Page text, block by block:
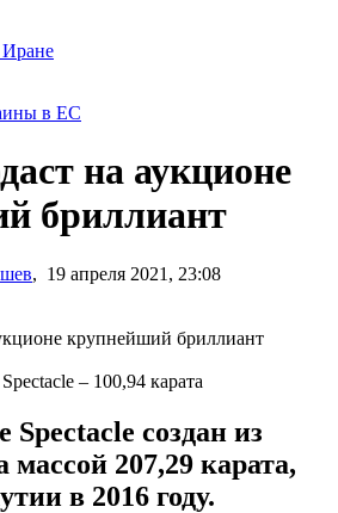
в ЕС
на аукционе
бриллиант
, 19 апреля 2021, 23:08
– 100,94 карата
создан из
массой 207,29 карата,
в 2016 году.